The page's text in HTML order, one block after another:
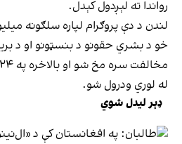
رواندا ته لېږدول کېدل.
لندن د دې پروګرام لپاره سلګونه
خو د بشري حقونو د بنسټونو او د
له لوري ودرول شو.
ډېر لیدل شوي